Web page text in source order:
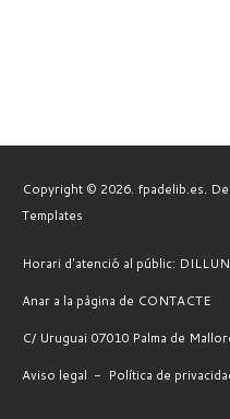
Copyright © 2026. fpadelib.es.
Templates
Horari d'atenció al públic:
Anar a la pàgina de CONTACTE
C/ Uruguai 07010 Palma de
Aviso legal - Política de